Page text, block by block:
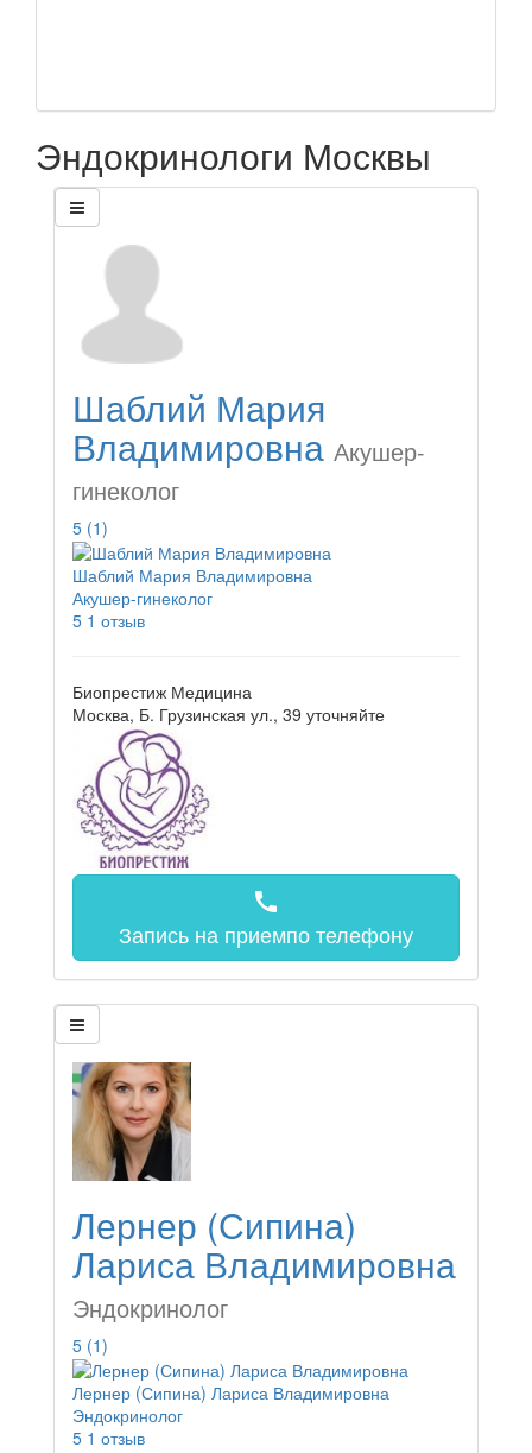
Эндокринологи Москвы
Шаблий Мария
Владимировна Акушер-
гинеколог
5 (1)
Шаблий Мария Владимировна
Акушер-гинеколог
5 1 отзыв
Биопрестиж Медицина
Москва, Б. Грузинская ул., 39 уточняйте
call
Запись на приемпо телефону
Лернер (Сипина)
Лариса Владимировна
Эндокринолог
5 (1)
Лернер (Сипина) Лариса Владимировна
Эндокринолог
5 1 отзыв